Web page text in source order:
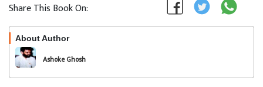
Share This Book On:
About Author
Ashoke Ghosh